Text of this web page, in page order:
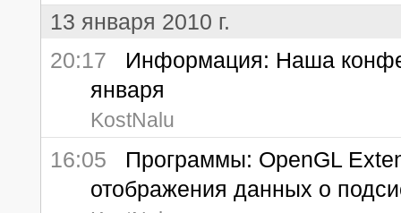
13 января 2010 г.
20:17 Информация: Наша
января
KostNalu
16:05 Программы: OpenGL
отображения данных о